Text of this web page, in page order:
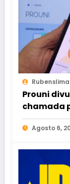
Rubenslima
Prouni
chamada
Agosto 6,